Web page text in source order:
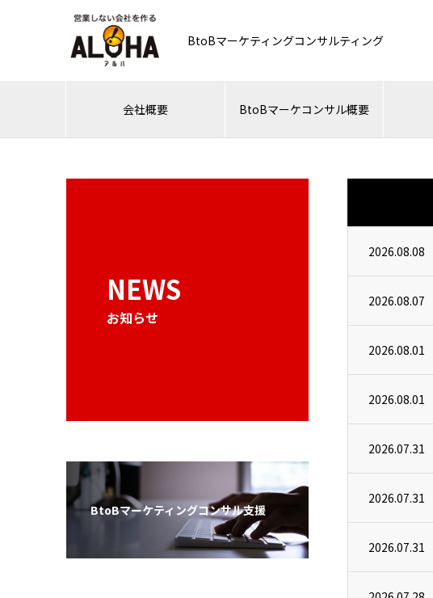
BtoBマーケティングコンサルティング
会社概要 BtoBマーケコンサル概要
NEWS
お知らせ
2026.08.08
2026.08.07
2026.08.01
2026.08.01
2026.07.31
2026.07.31
2026.07.31
BtoBマーケティングコンサル支援